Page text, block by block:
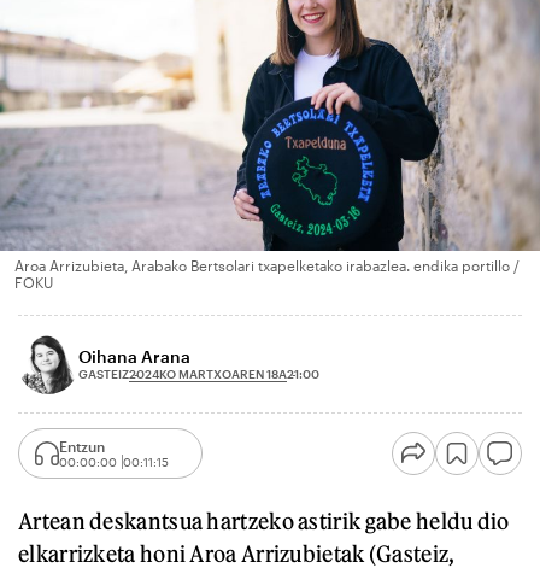
Aroa Arrizubieta, Arabako Bertsolari txapelketako irabazlea. endika portillo /
FOKU
Oihana Arana
GASTEIZ2024KO MARTXOAREN 18A21:00
Entzun
00:00:00 00:11:15
Artean deskantsua hartzeko astirik gabe heldu dio
elkarrizketa honi Aroa Arrizubietak (Gasteiz,